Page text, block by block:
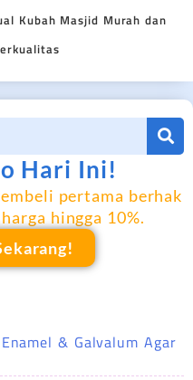
Kubah Masjid Murah dan
Hari Ini!
pertama berhak
hingga 10%.
& Galvalum Agar